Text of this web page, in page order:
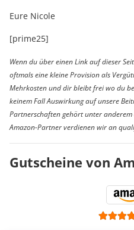
Eure Nicole
[prime25]
Wenn du über einen Link auf dieser
oftmals eine kleine Provision als
Mehrkosten und dir bleibt frei wo du
keinem Fall Auswirkung auf unsere
Partnerschaften gehört unter
Amazon-Partner verdienen wir an
Gutscheine von